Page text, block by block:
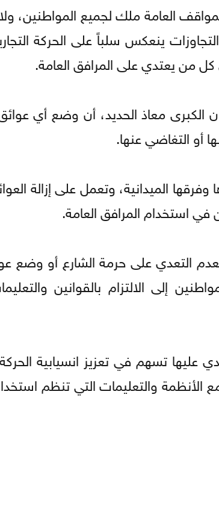
العامة ملك لجميع المواطنين،
ينعكس سلباً على الحركة
كل من يعتدي على المرافق العامة.
الكبرى معاذ الحديد، أن وضع أي
أو التغاضي عنها.
الميدانية، وتعمل على إزالة
في استخدام المرافق العامة.
التعدي على حرمة الشارع أو وضع
إلى الالتزام بالقوانين
تسهم في تعزيز انسيابية الحركة
الأنظمة والتعليمات التي تنظم